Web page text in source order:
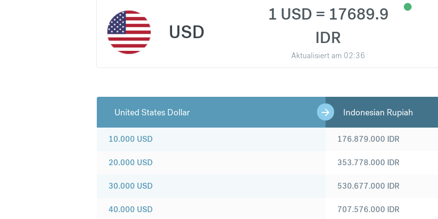
USD
1 USD = 17689.9
IDR
Aktualisiert am 02:36
United States Dollar Indonesian Rupiah
10.000 USD
20.000 USD
30.000 USD
40.000 USD
176.879.000 IDR
353.778.000 IDR
530.677.000 IDR
707.576.000 IDR